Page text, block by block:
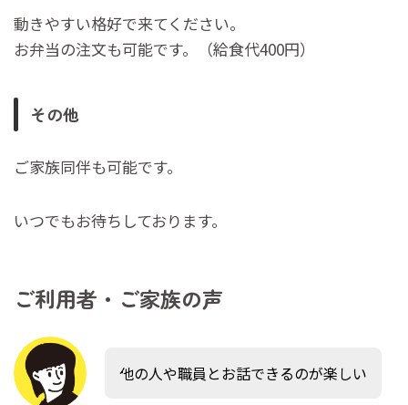
動きやすい格好で来てください。
お弁当の注文も可能です。（給食代400円）
その他
ご家族同伴も可能です。
いつでもお待ちしております。
ご利用者・ご家族の声
他の人や職員とお話できるのが楽しい